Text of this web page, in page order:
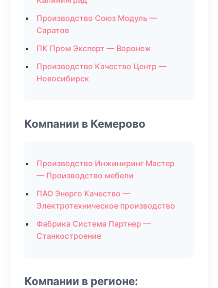
Производство Союз Модуль —
Саратов
ПК Пром Эксперт — Воронеж
Производство Качество Центр —
Новосибирск
Компании в Кемерово
Производство Инжиниринг Мастер
— Производство мебели
ПАО Энерго Качество —
Электротехническое производство
Фабрика Система Партнер —
Станкостроение
Компании в регионе: